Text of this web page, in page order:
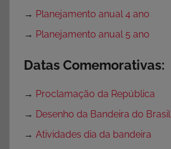
→ Planejamento anual 4 ano
→ Planejamento anual 5 ano
Datas Comemorativas:
→ Proclamação da República
→ Desenho da Bandeira do Brasil
→ Atividades dia da bandeira